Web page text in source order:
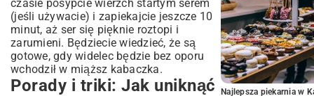
czasie posypcie wierzch startym serem
(jeśli używacie) i zapiekajcie jeszcze 10
minut, aż ser się pięknie roztopi i
zarumieni. Będziecie wiedzieć, że są
gotowe, gdy widelec będzie bez oporu
wchodził w miąższ kabaczka.
Porady i triki: Jak uniknąć
Najlepsza piekarnia w